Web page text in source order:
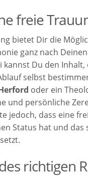
freie
bietet Dir die
ganz nach
kannst Du den
selbst
oder ein
und persönliche
jedoch, dass eine
Status hat und das
richtigen